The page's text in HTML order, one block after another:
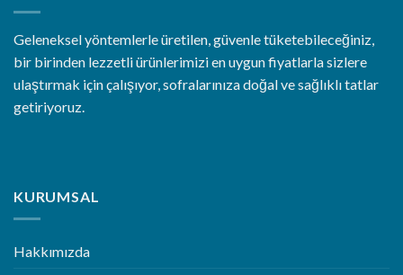
Geleneksel yöntemlerle üretilen, güvenle tüketebileceğiniz,
bir birinden lezzetli ürünlerimizi en uygun fiyatlarla sizlere
ulaştırmak için çalışıyor, sofralarınıza doğal ve sağlıklı tatlar
getiriyoruz.
KURUMSAL
Hakkımızda